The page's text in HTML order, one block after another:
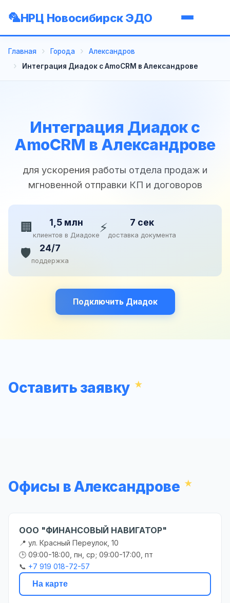
НРЦ Новосибирск ЭДО
Главная Города
Александров
Интеграция Диадок с AmoCRM в Александрове
Интеграция Диадок с
AmoCRM в Александрове
для ускорения работы отдела продаж и
мгновенной отправки КП и договоров
🏢 1,5 млн
клиентов в Диадоке⚡ 7 сек
доставка документа
🛡️ 24/7
поддержка
Подключить Диадок
Оставить заявку
Офисы в Александрове
ООО "ФИНАНСОВЫЙ НАВИГАТОР"
📍 ул. Красный Переулок, 10
🕒 09:00-18:00, пн, ср; 09:00-17:00, пт
📞 +7 919 018-72-57
На карте